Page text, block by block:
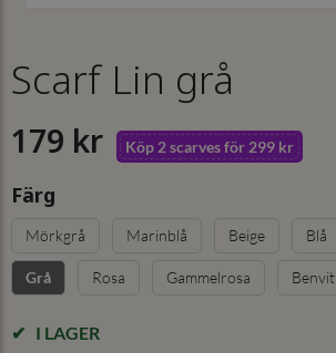
Scarf Lin grå
179 kr Köp 2 scarves för 299 kr
Färg
Mörkgrå Marinblå Beige Blå
Grå Rosa Gammelrosa Benvit
I LAGER